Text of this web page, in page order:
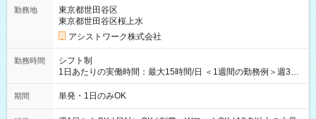
勤務地
東京都世田谷区
東京都世田谷区桜上水
アシストワーク株式会社
勤務時間
シフト制
1日あたりの実働時間：最大15時間/日 ＜1週間の勤務例＞週3回
勤務 勤務：月・水・金 休み：火・木・土・日 好きな時にお仕事
可能です！ ※1日あたりの最大実働時間は日勤、夜勤共に勤務し
期間 単発・1日のみOK